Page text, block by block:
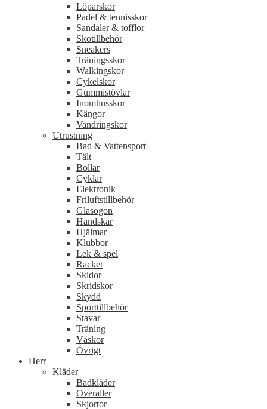
Löparskor
Padel & tennisskor
Sandaler & tofflor
Skotillbehör
Sneakers
Träningsskor
Walkingskor
Cykelskor
Gummistövlar
Inomhusskor
Kängor
Vandringskor
Utrustning
Bad & Vattensport
Tält
Bollar
Cyklar
Elektronik
Friluftstillbehör
Glasögon
Handskar
Hjälmar
Klubbor
Lek & spel
Racket
Skidor
Skridskor
Skydd
Sporttillbehör
Stavar
Träning
Väskor
Övrigt
Herr
Kläder
Badkläder
Overaller
Skjortor